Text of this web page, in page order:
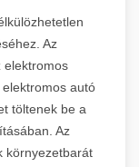
Az
elektromos
autó
töltenek be a
Az
környezetbarát